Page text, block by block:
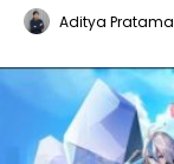
Aditya Pratama